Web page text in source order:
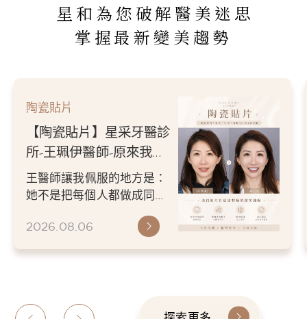
星和為您破解醫美迷思
掌握最新變美趨勢
陶瓷貼片
【陶瓷貼片】星采牙醫診
所-王珮伊醫師-原來我的
不愛笑，只是不喜歡自己
原本的牙齒
王醫師讓我佩服的地方是：
她不是把每個人都做成同一
更適合自己的樣子。 現...
2026.08.06